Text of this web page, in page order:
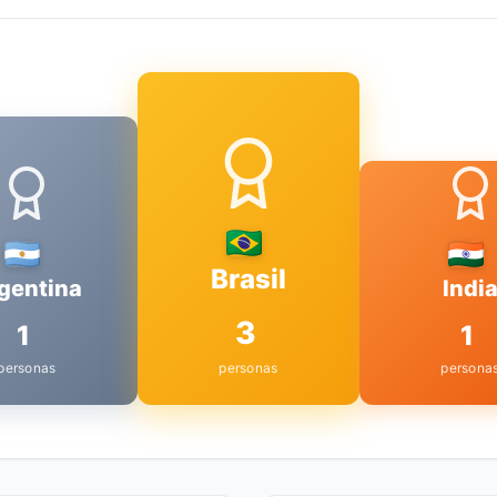
1
Brasil
3
personas
India
1